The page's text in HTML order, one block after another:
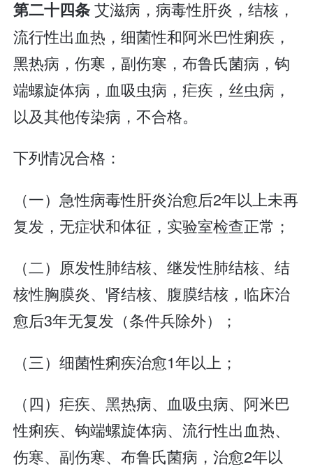
第二十四条艾滋病，病毒性肝炎，结核，
流行性出血热，细菌性和阿米巴性痢疾，
黑热病，伤寒，副伤寒，布鲁氏菌病，钩
端螺旋体病，血吸虫病，疟疾，丝虫病，
以及其他传染病，不合格。
下列情况合格：
（一）急性病毒性肝炎治愈后2年以上未再
复发，无症状和体征，实验室检查正常；
（二）原发性肺结核、继发性肺结核、结
核性胸膜炎、肾结核、腹膜结核，临床治
愈后3年无复发（条件兵除外）；
（三）细菌性痢疾治愈1年以上；
（四）疟疾、黑热病、血吸虫病、阿米巴
性痢疾、钩端螺旋体病、流行性出血热、
伤寒、副伤寒、布鲁氏菌病，治愈2年以